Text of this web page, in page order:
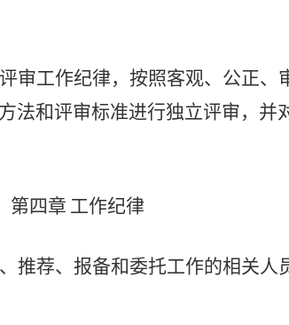
审工作纪律，按照客观、公正、
法和评审标准进行独立评审，并
第四章 工作纪律
推荐、报备和委托工作的相关人